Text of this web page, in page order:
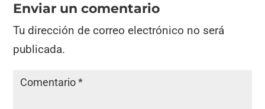
Enviar un comentario
Tu dirección de correo electrónico no será
publicada.